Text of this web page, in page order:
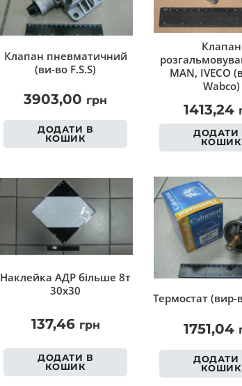
Клапан пневматичний
(ви-во F.S.S)
3903,00 грн
ДОДАТИ В
КОШИК
Клапан
MAN, IVECO
Wabco)
1413,24
ДОДАТИ
КОШИК
Наклейка АДР більше 8т
30х30
137,46 грн
ДОДАТИ В
КОШИК
Термостат (вир-
1751,04
ДОДАТИ
КОШИК